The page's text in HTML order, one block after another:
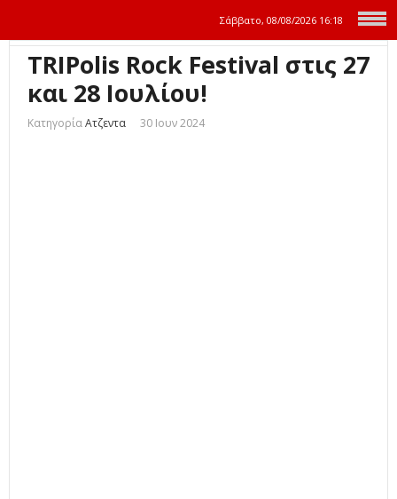
Σάββατο, 08/08/2026 16:18
TRIPolis Rock Festival στις 27
και 28 Ιουλίου!
ΚατηγορίαΑτζεντα 30 Ιουν 2024